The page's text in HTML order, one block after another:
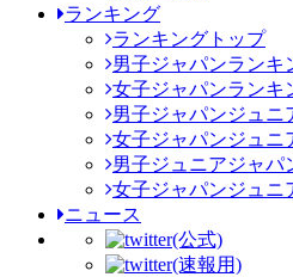
ランキング
ランキングトップ
男子ジャパンランキ
女子ジャパンランキ
男子ジャパンジュニ
女子ジャパンジュニ
男子ジュニアジャパ
女子ジャパンジュニ
ニュース
(公式)
(速報用)